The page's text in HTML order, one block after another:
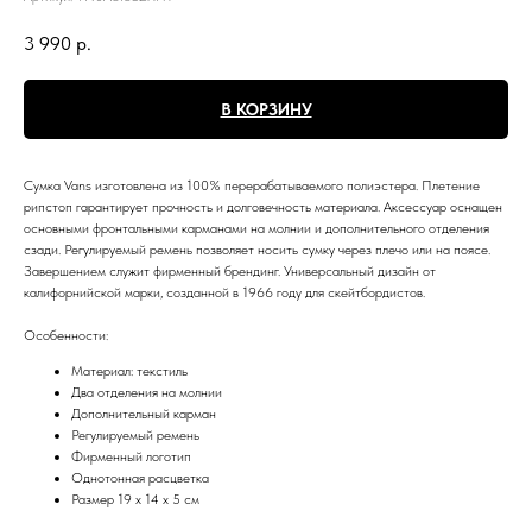
3 990 р.
В КОРЗИНУ
Сумка Vans изготовлена из 100% перерабатываемого полиэстера. Плетение
рипстоп гарантирует прочность и долговечность материала. Аксессуар оснащен
основными фронтальными карманами на молнии и дополнительного отделения
сзади. Регулируемый ремень позволяет носить сумку через плечо или на поясе.
Завершением служит фирменный брендинг. Универсальный дизайн от
калифорнийской марки, созданной в 1966 году для скейтбордистов.
Особенности:
Материал: текстиль
Два отделения на молнии
Дополнительный карман
Регулируемый ремень
Фирменный логотип
Однотонная расцветка
Размер 19 x 14 x 5 см